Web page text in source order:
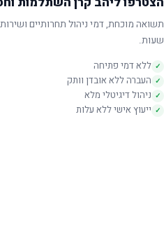
שעות.
✓ ללא דמי פתיחה
✓ העברה ללא אובדן וותק
✓ ניהול דיגיטלי מלא
✓ ייעוץ אישי ללא עלות